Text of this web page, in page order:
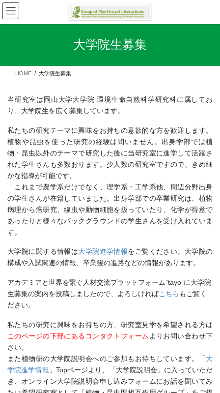
コ
ン
テ
ス
ナ
ビ
ゲ
ン
大学院生募集
HOME 大学院生募集
当研究室は岡山大学大学院 環境生命自然科学研究科に属してお
り、大学院生を広く募集しています。
私たちの研究テーマに興味をお持ちの意欲的な方を歓迎します。
植物や昆虫を使った研究の経験は問いません。出身学部では植
物・昆虫以外のテーマで研究した後に当研究室に進学して活躍さ
れた学生さんも多数おります。少人数の研究室ですので、きめ細
かな指導が可能です。
これまで農学系だけでなく、理学系・工学系他、周辺分野出身
の学生さんが在籍していました。出身学部での卒業研究は、植物
病理から癌研究、線虫や動物細胞を扱っていたり、化学が得意で
あったりと様々なバックグラウンドの学生さんを受け入れていま
す。
大学院に関する情報は大学院進学情報をご覧ください。大学院の
構成や入試関連の情報、卒業後の進路などの情報があります。
アカデミアと世界を繋ぐ人材交流プラットフォーム”tayo”に大学院
生募集の案内を投稿しましたので、よろしければこちら もご覧く
ださい。
私たちの研究に興味をお持ちの方、研究室見学を希望される方は
このページの下部にあるコンタクトフォーム よりお問い合わせ下
さい。
また植物研の大学院説明会へのご参加もお待ちしています。「大
学院進学情報 」Topページより、「大学院説明会」に入っていただ
き、オンライン大学院説明会申し込みフォームにお話を聞いてみ